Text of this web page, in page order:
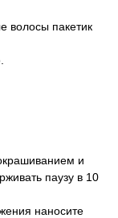
волосы пакетик
и
паузу в 10
наносите